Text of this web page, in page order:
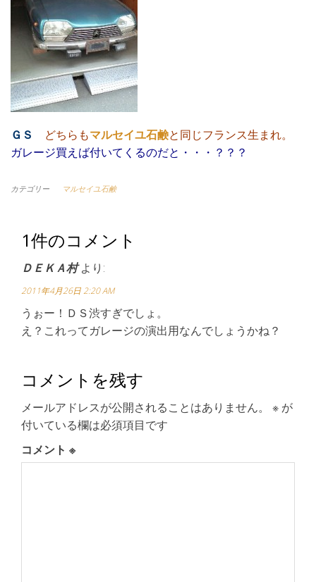
ＧＳ どちらもマルセイユ石鹸と同じフランス生まれ。
ガレージ買えば付いてくるのだと・・・？？？
カテゴリー マルセイユ石鹸
1件のコメント
ＤＥＫＡ村 より:
2011年4月26日 2:20 AM
うぉー！ＤＳ渋すぎでしょ。
え？これってガレージの演出用なんでしょうかね？
コメントを残す
メールアドレスが公開されることはありません。 ※ が
付いている欄は必須項目です
コメント ※